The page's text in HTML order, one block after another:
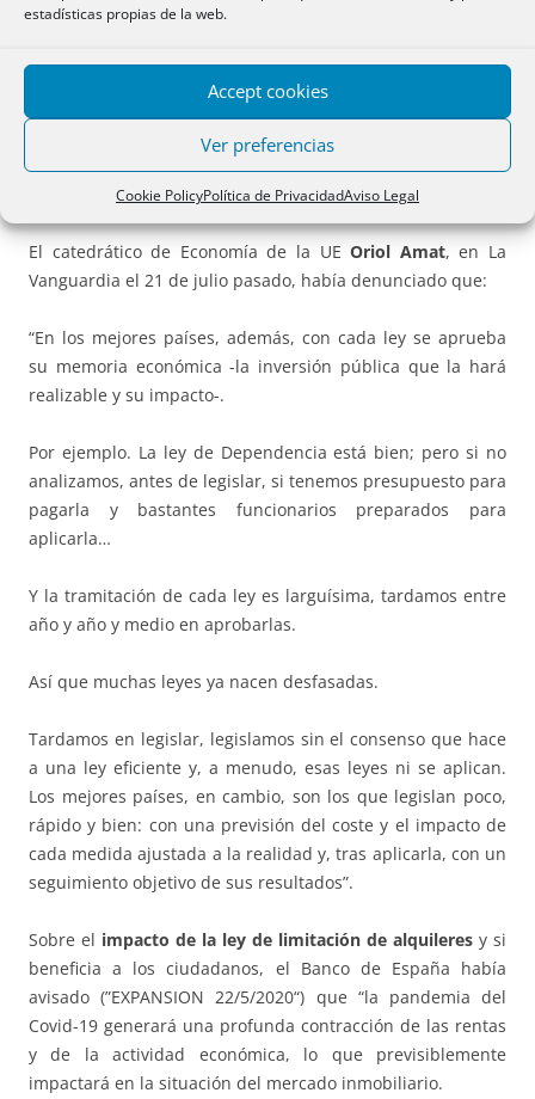
estadísticas propias de la web.
Accept cookies
Ver preferencias
Cookie PolicyPolítica de PrivacidadAviso Legal
ALQUILERES Y SUS CONSECUENCIAS:
EL CASO DE CATALUÑA
DANIEL IBORRA FORT, NOTARIO
ARTÍCULO DE OPINIÓN
El catedrático de Economía de la UEOriol Amat, en La
Vanguardia el 21 de julio pasado, había denunciado que:
“En los mejores países, además, con cada ley se aprueba
su memoria económica -la inversión pública que la hará
realizable y su impacto-.
Por ejemplo. La ley de Dependencia está bien; pero si no
analizamos, antes de legislar, si tenemos presupuesto para
pagarla y bastantes funcionarios preparados para
aplicarla…
Y la tramitación de cada ley es larguísima, tardamos entre
año y año y medio en aprobarlas.
Así que muchas leyes ya nacen desfasadas.
Tardamos en legislar, legislamos sin el consenso que hace
a una ley eficiente y, a menudo, esas leyes ni se aplican.
Los mejores países, en cambio, son los que legislan poco,
rápido y bien: con una previsión del coste y el impacto de
cada medida ajustada a la realidad y, tras aplicarla, con un
seguimiento objetivo de sus resultados”.
Sobre el impacto de la ley de limitación de alquileres y si
beneficia a los ciudadanos, el Banco de España había
avisado (”EXPANSION 22/5/2020“) que “la pandemia del
Covid-19 generará una profunda contracción de las rentas
y de la actividad económica, lo que previsiblemente
impactará en la situación del mercado inmobiliario.